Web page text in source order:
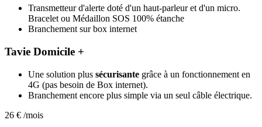
Transmetteur d'alerte doté d'un haut-parleur et d'un micro.
Bracelet ou Médaillon SOS 100% étanche
Branchement sur box internet
Tavie Domicile +
Une solution plus sécurisante grâce à un fonctionnement en
4G (pas besoin de Box internet).
Branchement encore plus simple via un seul câble électrique.
26 € /mois